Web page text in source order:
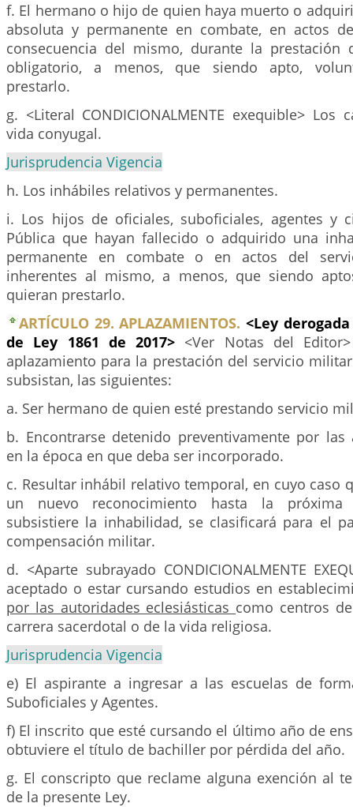
f. El hermano o hijo de quien haya muerto o
absoluta y permanente en combate, en actos
consecuencia del mismo, durante la prestación
obligatorio, a menos, que siendo apto,
prestarlo.
g. <Literal CONDICIONALMENTE exequible> Los
vida conyugal.
Jurisprudencia Vigencia
h. Los inhábiles relativos y permanentes.
i. Los hijos de oficiales, suboficiales, agentes y
Pública que hayan fallecido o adquirido una
permanente en combate o en actos del
inherentes al mismo, a menos, que siendo
quieran prestarlo.
ARTÍCULO 29. APLAZAMIENTOS. <Ley
de Ley 1861 de 2017> <Ver Notas del
aplazamiento para la prestación del servicio
subsistan, las siguientes:
a. Ser hermano de quien esté prestando servicio
b. Encontrarse detenido preventivamente por las
en la época en que deba ser incorporado.
c. Resultar inhábil relativo temporal, en cuyo caso
un nuevo reconocimiento hasta la próxima
subsistiere la inhabilidad, se clasificará para el
compensación militar.
d. <Aparte subrayado CONDICIONALMENTE
aceptado o estar cursando estudios en
por las autoridades eclesiásticas como centros
carrera sacerdotal o de la vida religiosa.
Jurisprudencia Vigencia
e) El aspirante a ingresar a las escuelas de
Suboficiales y Agentes.
f) El inscrito que esté cursando el último año de
obtuviere el título de bachiller por pérdida del año.
g. El conscripto que reclame alguna exención al
de la presente Ley.